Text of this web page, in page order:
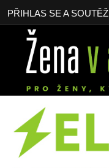
PŘIHLAS SE A SOUTĚŽ